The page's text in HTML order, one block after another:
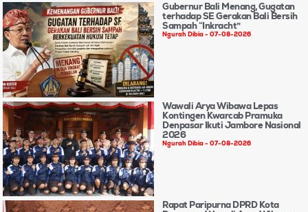
Gubernur Bali Menang, Gugatan
terhadap SE Gerakan Bali Bersih
Sampah “Inkracht”
Ngurah Dibia 07-08-2026
Wawali Arya Wibawa Lepas
Kontingen Kwarcab Pramuka
Denpasar Ikuti Jambore Nasional
2026
Ngurah Dibia 07-08-2026
Rapat Paripurna DPRD Kota